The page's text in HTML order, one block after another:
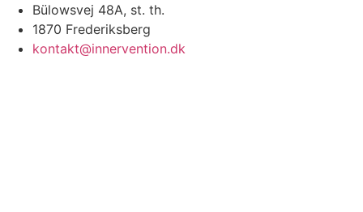
Bülowsvej 48A, st. th.
1870 Frederiksberg
kontakt@innervention.dk